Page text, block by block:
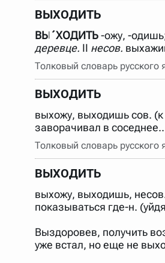
ВЫХОДИТЬ
ВЫ´ХОДИТЬ-ожу, -
деревце. II несов.
Толковый словарь
ВЫХОДИТЬ
выхожу, выходишь сов. (к
заворачивал в
Толковый словарь
ВЫХОДИТЬ
выхожу, выходишь,
показываться где-н.
Выздоровев, получить
уже встал, но еще не